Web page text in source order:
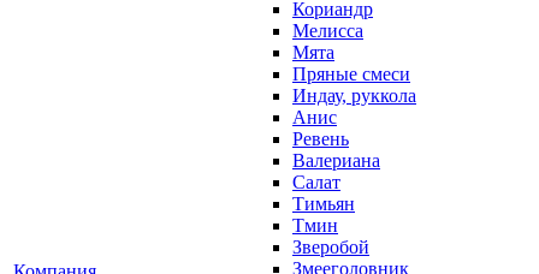
Кориандр
Мелисса
Мята
Пряные смеси
Индау, руккола
Анис
Ревень
Валериана
Салат
Тимьян
Тмин
Зверобой
Змееголовник